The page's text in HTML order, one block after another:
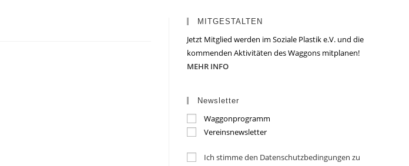
MITGESTALTEN
Jetzt Mitglied werden im Soziale Plastik e.V. und die
kommenden Aktivitäten des Waggons mitplanen!
MEHR INFO
Newsletter
Waggonprogramm
Vereinsnewsletter
Ich stimme den Datenschutzbedingungen zu